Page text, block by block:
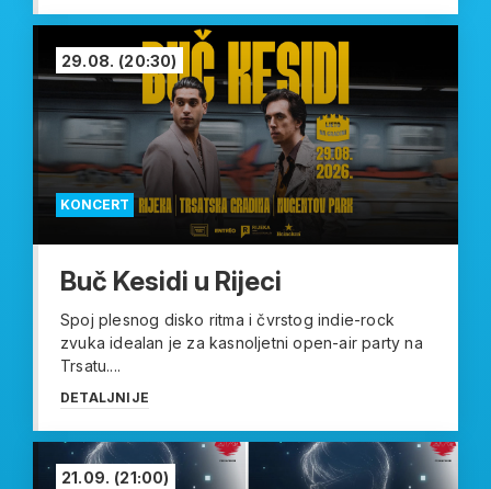
KONCERT
29.08. (20:30)
Buč Kesidi u Rijeci
Spoj plesnog disko ritma i čvrstog indie-rock
zvuka idealan je za kasnoljetni open-air party na
Trsatu....
DETALJNIJE
21.09. (21:00)